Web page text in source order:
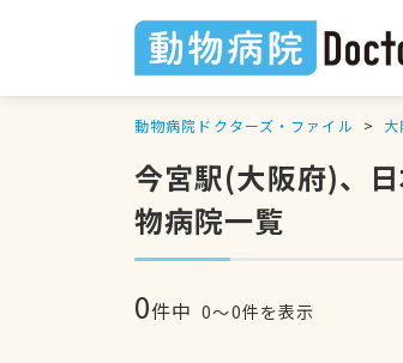
動物病院ドクターズ・ファイル
今宮駅(大阪府)、
物病院一覧
0件中 0〜0件を表示